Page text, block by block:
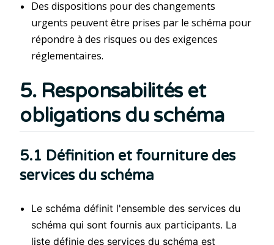
Des dispositions pour des changements
urgents peuvent être prises par le schéma pour
répondre à des risques ou des exigences
réglementaires.
5. Responsabilités et
obligations du schéma
5.1 Définition et fourniture des
services du schéma
Le schéma définit l'ensemble des services du
schéma qui sont fournis aux participants. La
liste définie des services du schéma est